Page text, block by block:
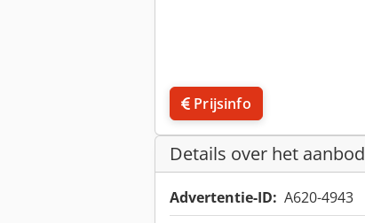
Prijsinfo
Details over het aanbod
Advertentie-ID: A620-4943